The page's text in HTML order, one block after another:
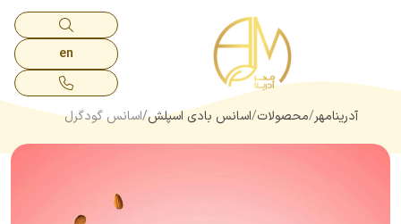
en
آدرینامهر محصولات اسانس بادی اسپلش اسانس گودگرل